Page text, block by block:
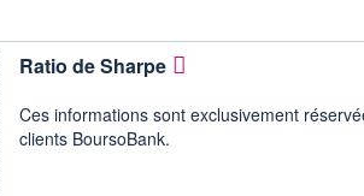
Ratio de Sharpe
Ces informations sont exclusivement
clients BoursoBank.